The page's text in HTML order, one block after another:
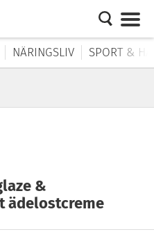
NÄRINGSLIV SPORT &
&
ädelostcreme